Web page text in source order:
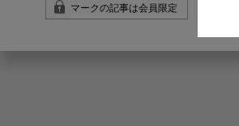
マークの記事は会員限定